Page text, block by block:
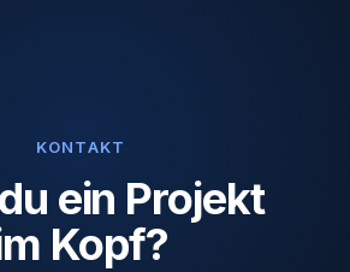
KONTAKT
ein Projekt
Kopf?